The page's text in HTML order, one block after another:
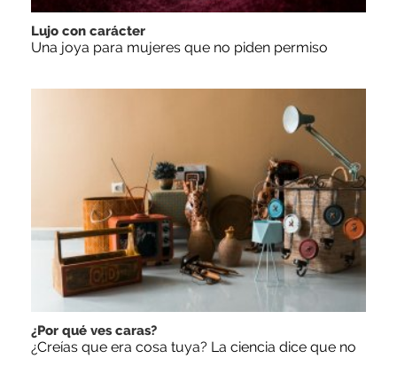
Lujo con carácter
Una joya para mujeres que no piden permiso
¿Por qué ves caras?
¿Creías que era cosa tuya? La ciencia dice que no